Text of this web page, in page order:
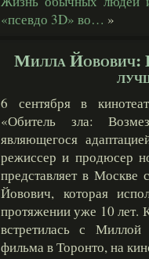
«псевдо 3D» во… »
Милла Йовович:
6 сентября в
«Обитель зла:
являющегося
режиссер и продюсер
представляет в Москве
Йовович, которая
протяжении уже 10 лет.
встретилась с
фильма в Торонто, на